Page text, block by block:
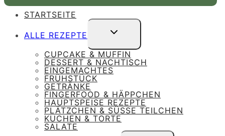
STARTSEITE
ALLE REZEPTE
UNTERMENÜ
UMSCHALTEN
CUPCAKE & MUFFIN
DESSERT & NACHTISCH
EINGEMACHTES
FRÜHSTÜCK
GETRÄNKE
FINGERFOOD & HÄPPCHEN
HAUPTSPEISE REZEPTE
PLÄTZCHEN & SÜSSE TEILCHEN
KUCHEN & TORTE
SALATE